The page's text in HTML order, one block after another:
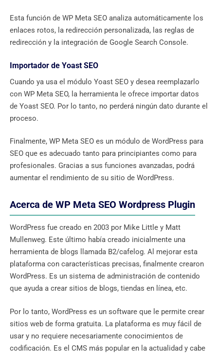
Esta función de WP Meta SEO analiza automáticamente los
enlaces rotos, la redirección personalizada, las reglas de
redirección y la integración de Google Search Console.
Importador de Yoast SEO
Cuando ya usa el módulo Yoast SEO y desea reemplazarlo
con WP Meta SEO, la herramienta le ofrece importar datos
de Yoast SEO. Por lo tanto, no perderá ningún dato durante el
proceso.
Finalmente, WP Meta SEO es un módulo de WordPress para
SEO que es adecuado tanto para principiantes como para
profesionales. Gracias a sus funciones avanzadas, podrá
aumentar el rendimiento de su sitio de WordPress.
Acerca de WP Meta SEO Wordpress Plugin
WordPress fue creado en 2003 por Mike Little y Matt
Mullenweg. Este último había creado inicialmente una
herramienta de blogs llamada B2/cafelog. Al mejorar esta
plataforma con características precisas, finalmente crearon
WordPress. Es un sistema de administración de contenido
que ayuda a crear sitios de blogs, tiendas en línea, etc.
Por lo tanto, WordPress es un software que le permite crear
sitios web de forma gratuita. La plataforma es muy fácil de
usar y no requiere necesariamente conocimientos de
codificación. Es el CMS más popular en la actualidad y cabe